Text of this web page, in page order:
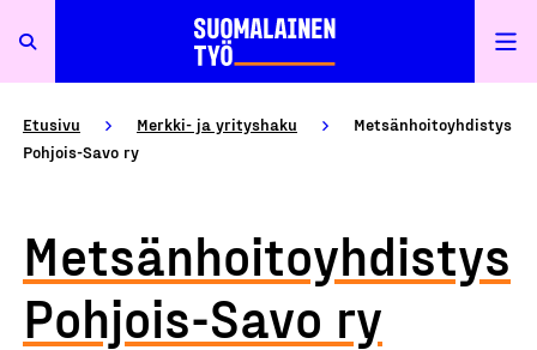
Etusivu Merkki- ja yrityshaku
Metsänhoitoyhdistys
Pohjois-Savo ry
Metsänhoitoyhdistys
Pohjois-Savo ry